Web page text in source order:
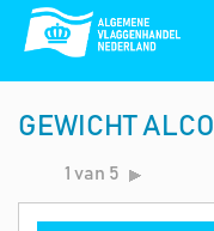
GEWICHT
1 van 5